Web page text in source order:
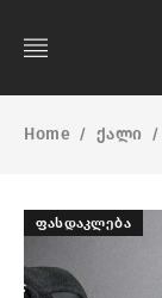
Home / ქალი /
ᲤᲐᲡᲓᲐᲙᲚᲔᲑᲐ